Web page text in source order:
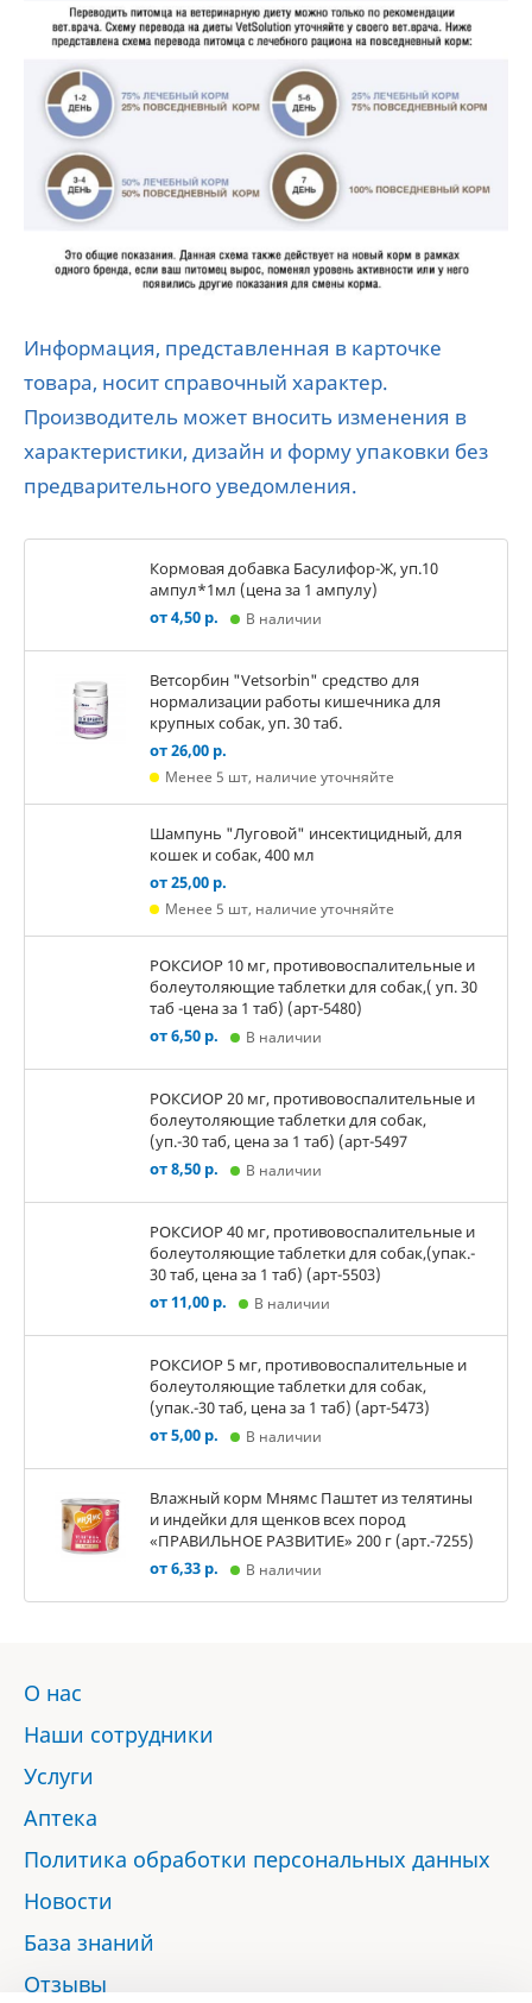
Информация, представленная в карточке
товара, носит справочный характер.
Производитель может вносить изменения в
характеристики, дизайн и форму упаковки без
предварительного уведомления.
Кормовая добавка Басулифор-Ж, уп.10
ампул*1мл (цена за 1 ампулу)
от 4,50 р.
В наличии
Ветсорбин "Vetsorbin" средство для
нормализации работы кишечника для
крупных собак, уп. 30 таб.
от 26,00 р.
Менее 5 шт, наличие уточняйте
Шампунь "Луговой" инсектицидный, для
кошек и собак, 400 мл
от 25,00 р.
Менее 5 шт, наличие уточняйте
РОКСИОР 10 мг, противовоспалительные и
болеутоляющие таблетки для собак,( уп. 30
таб -цена за 1 таб) (арт-5480)
от 6,50 р.
В наличии
РОКСИОР 20 мг, противовоспалительные и
болеутоляющие таблетки для собак,
(уп.-30 таб, цена за 1 таб) (арт-5497
от 8,50 р.
В наличии
РОКСИОР 40 мг, противовоспалительные и
болеутоляющие таблетки для собак,(упак.-
30 таб, цена за 1 таб) (арт-5503)
от 11,00 р.
В наличии
РОКСИОР 5 мг, противовоспалительные и
болеутоляющие таблетки для собак,
(упак.-30 таб, цена за 1 таб) (арт-5473)
от 5,00 р.
В наличии
Влажный корм Мнямс Паштет из телятины
и индейки для щенков всех пород
«ПРАВИЛЬНОЕ РАЗВИТИЕ» 200 г (арт.-7255)
от 6,33 р.
В наличии
О нас
Наши сотрудники
Услуги
Аптека
Политика обработки персональных данных
Новости
База знаний
Отзывы